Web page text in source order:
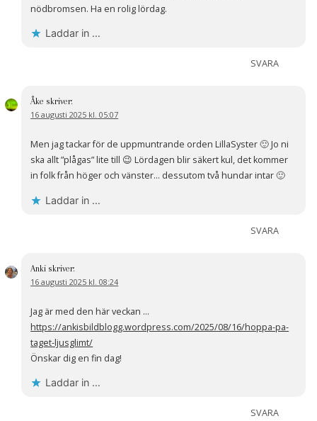
nödbromsen. Ha en rolig lördag.
Laddar in …
SVARA
Åke skriver:
16 augusti 2025 kl. 05:07
Men jag tackar för de uppmuntrande orden LillaSyster 🙂 Jo ni
ska allt ”plågas” lite till 😉 Lördagen blir säkert kul, det kommer
in folk från höger och vänster… dessutom två hundar intar 🙂
Laddar in …
SVARA
Anki skriver:
16 augusti 2025 kl. 08:24
Jag är med den här veckan …
https://ankisbildblogg.wordpress.com/2025/08/16/hoppa-pa-
taget-ljusglimt/
Önskar dig en fin dag!
Laddar in …
SVARA